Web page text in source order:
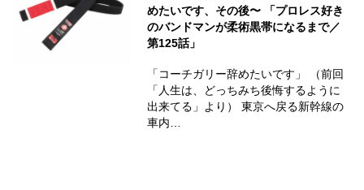
めたいです、その後〜 「プロレス好き
のバンドマンが柔術黒帯になるまで／
第125話」
「コーチガリー辞めたいです」 （前回
「人生は、どっちみち後悔するように
出来てる」より） 東京へ戻る新幹線の
車内…